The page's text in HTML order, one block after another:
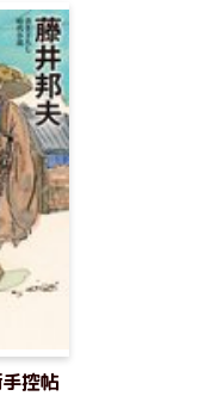
控帖